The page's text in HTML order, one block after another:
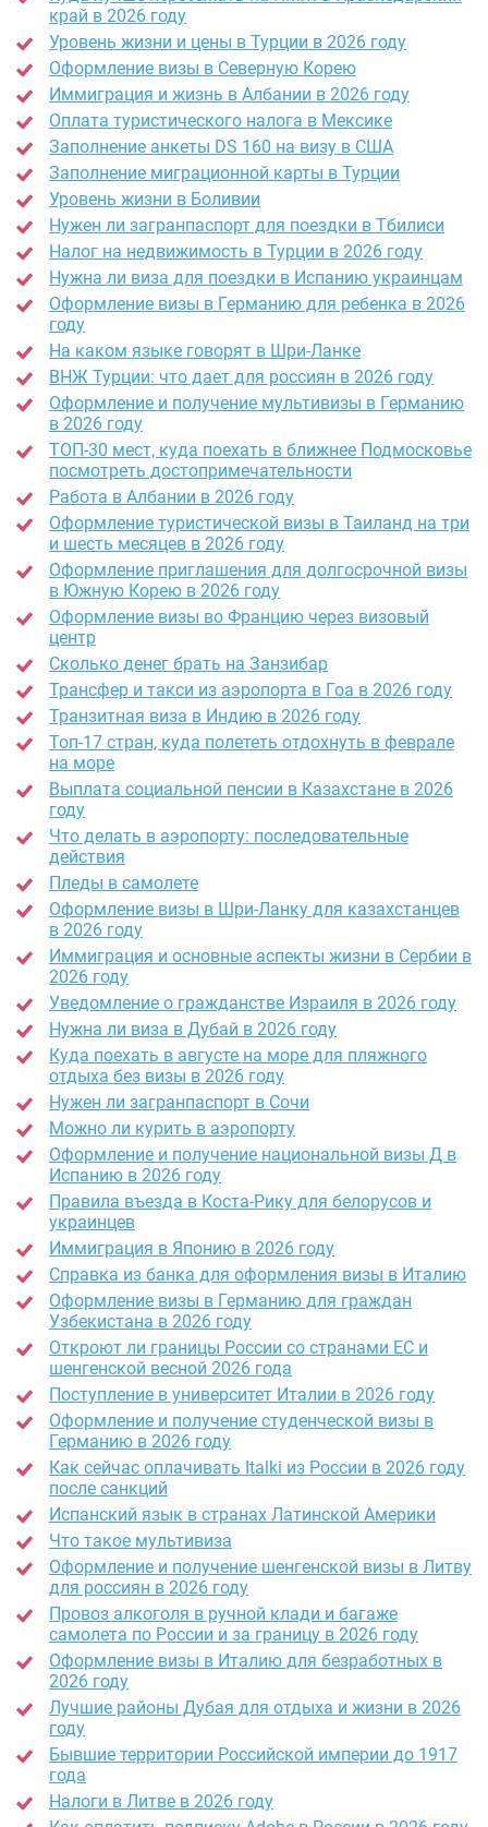
край в 2026 году
Уровень жизни и цены в Турции в 2026 году
Оформление визы в Северную Корею
Иммиграция и жизнь в Албании в 2026 году
Оплата туристического налога в Мексике
Заполнение анкеты DS 160 на визу в США
Заполнение миграционной карты в Турции
Уровень жизни в Боливии
Нужен ли загранпаспорт для поездки в Тбилиси
Налог на недвижимость в Турции в 2026 году
Нужна ли виза для поездки в Испанию украинцам
Оформление визы в Германию для ребенка в 2026
году
На каком языке говорят в Шри-Ланке
ВНЖ Турции: что дает для россиян в 2026 году
Оформление и получение мультивизы в Германию
в 2026 году
ТОП-30 мест, куда поехать в ближнее Подмосковье
посмотреть достопримечательности
Работа в Албании в 2026 году
Оформление туристической визы в Таиланд на три
и шесть месяцев в 2026 году
Оформление приглашения для долгосрочной визы
в Южную Корею в 2026 году
Оформление визы во Францию через визовый
центр
Сколько денег брать на Занзибар
Трансфер и такси из аэропорта в Гоа в 2026 году
Транзитная виза в Индию в 2026 году
Топ-17 стран, куда полететь отдохнуть в феврале
на море
Выплата социальной пенсии в Казахстане в 2026
году
Что делать в аэропорту: последовательные
действия
Пледы в самолете
Оформление визы в Шри-Ланку для казахстанцев
в 2026 году
Иммиграция и основные аспекты жизни в Сербии в
2026 году
Уведомление о гражданстве Израиля в 2026 году
Нужна ли виза в Дубай в 2026 году
Куда поехать в августе на море для пляжного
отдыха без визы в 2026 году
Нужен ли загранпаспорт в Сочи
Можно ли курить в аэропорту
Оформление и получение национальной визы Д в
Испанию в 2026 году
Правила въезда в Коста-Рику для белорусов и
украинцев
Иммиграция в Японию в 2026 году
Справка из банка для оформления визы в Италию
Оформление визы в Германию для граждан
Узбекистана в 2026 году
Откроют ли границы России со странами ЕС и
шенгенской весной 2026 года
Поступление в университет Италии в 2026 году
Оформление и получение студенческой визы в
Германию в 2026 году
Как сейчас оплачивать Italki из России в 2026 году
после санкций
Испанский язык в странах Латинской Америки
Что такое мультивиза
Оформление и получение шенгенской визы в Литву
для россиян в 2026 году
Провоз алкоголя в ручной клади и багаже
самолета по России и за границу в 2026 году
Оформление визы в Италию для безработных в
2026 году
Лучшие районы Дубая для отдыха и жизни в 2026
году
Бывшие территории Российской империи до 1917
года
Налоги в Литве в 2026 году